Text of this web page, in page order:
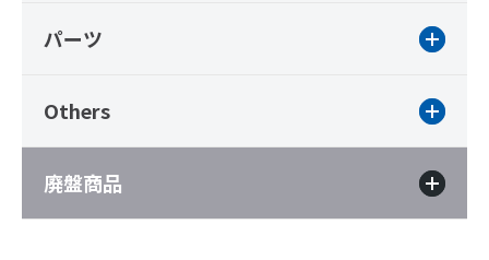
パーツ
Others
廃盤商品